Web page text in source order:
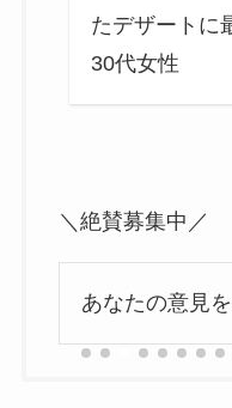
たデザートに
30代女性
＼絶賛募集中／
あなたの意見